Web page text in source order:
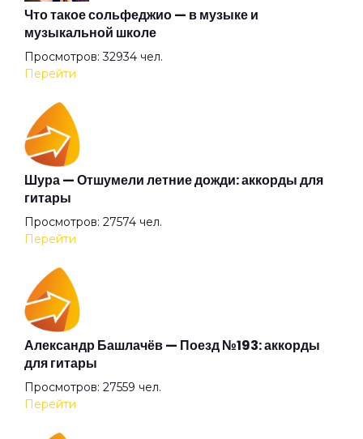
Альтернатива
Ангел всенародного похмелья
Ангел дождя
Ангел
Анютины глазки
Апокриф
Аригато
Аристократ
Что такое сольфеджио — в музыке и
музыкальной школе
Просмотров: 32934 чел.
Перейти
Шура — Отшумели летние дожди: аккорды для
гитары
Просмотров: 27574 чел.
Перейти
Александр Башлачёв — Поезд №193: аккорды
для гитары
Просмотров: 27559 чел.
Перейти